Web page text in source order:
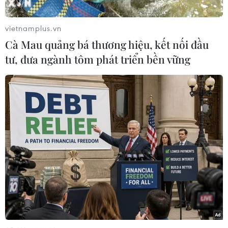
#Nhật Bản #Prudential #Thiên tai
#Ủng hộ
Nhật Bản
vietnamplus.vn
Cà Mau quảng bá thương hiệu, kết nối đầu
tư, đưa ngành tôm phát triển bền vững